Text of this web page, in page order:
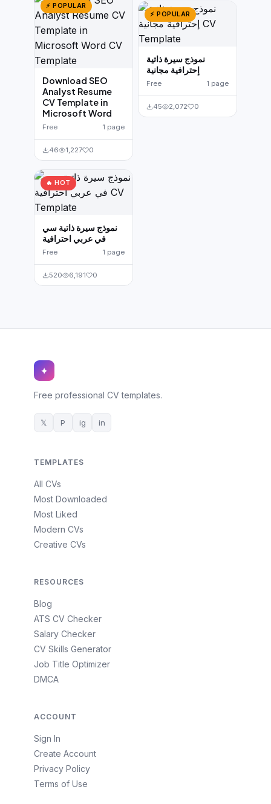
⚡ POPULAR
Download SEO
Analyst Resume
CV Template in
Microsoft Word
Free 1 page
46 1,227 0
🔥 HOT
نموذج سيرة ذاتية سي
في عربي احترافية
Free 1 page
520 6,191 0
⚡ POPULAR
نموذج سيرة ذاتية
إحترافية مجانية
Free 1 page
45 2,072 0
✦
Free professional CV templates.
𝕏 P ig in
TEMPLATES
All CVs
Most Downloaded
Most Liked
Modern CVs
Creative CVs
RESOURCES
Blog
ATS CV Checker
Salary Checker
CV Skills Generator
Job Title Optimizer
DMCA
ACCOUNT
Sign In
Create Account
Privacy Policy
Terms of Use